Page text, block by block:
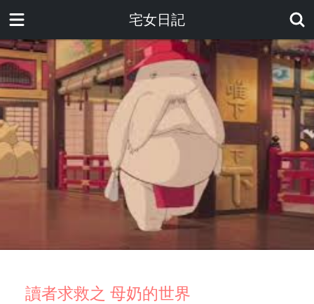
宅女日記
讀者求救之 母奶的世界